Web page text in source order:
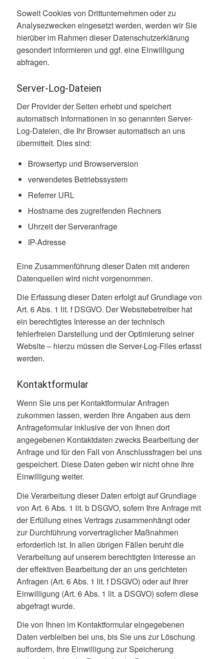
Soweit Cookies von Drittunternehmen oder zu
Analysezwecken eingesetzt werden, werden wir Sie
hierüber im Rahmen dieser Datenschutzerklärung
gesondert informieren und ggf. eine Einwilligung
abfragen.
Server-Log-Dateien
Der Provider der Seiten erhebt und speichert
automatisch Informationen in so genannten Server-
Log-Dateien, die Ihr Browser automatisch an uns
übermittelt. Dies sind:
Browsertyp und Browserversion
verwendetes Betriebssystem
Referrer URL
Hostname des zugreifenden Rechners
Uhrzeit der Serveranfrage
IP-Adresse
Eine Zusammenführung dieser Daten mit anderen
Datenquellen wird nicht vorgenommen.
Die Erfassung dieser Daten erfolgt auf Grundlage von
Art. 6 Abs. 1 lit. f DSGVO. Der Websitebetreiber hat
ein berechtigtes Interesse an der technisch
fehlerfreien Darstellung und der Optimierung seiner
Website – hierzu müssen die Server-Log-Files erfasst
werden.
Kontaktformular
Wenn Sie uns per Kontaktformular Anfragen
zukommen lassen, werden Ihre Angaben aus dem
Anfrageformular inklusive der von Ihnen dort
angegebenen Kontaktdaten zwecks Bearbeitung der
Anfrage und für den Fall von Anschlussfragen bei uns
gespeichert. Diese Daten geben wir nicht ohne Ihre
Einwilligung weiter.
Die Verarbeitung dieser Daten erfolgt auf Grundlage
von Art. 6 Abs. 1 lit. b DSGVO, sofern Ihre Anfrage mit
der Erfüllung eines Vertrags zusammenhängt oder
zur Durchführung vorvertraglicher Maßnahmen
erforderlich ist. In allen übrigen Fällen beruht die
Verarbeitung auf unserem berechtigten Interesse an
der effektiven Bearbeitung der an uns gerichteten
Anfragen (Art. 6 Abs. 1 lit. f DSGVO) oder auf Ihrer
Einwilligung (Art. 6 Abs. 1 lit. a DSGVO) sofern diese
abgefragt wurde.
Die von Ihnen im Kontaktformular eingegebenen
Daten verbleiben bei uns, bis Sie uns zur Löschung
auffordern, Ihre Einwilligung zur Speicherung